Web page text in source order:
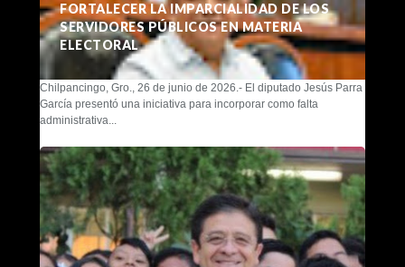
FORTALECER LA IMPARCIALIDAD DE LOS
SERVIDORES PÚBLICOS EN MATERIA
ELECTORAL
Chilpancingo, Gro., 26 de junio de 2026.- El diputado Jesús Parra
García presentó una iniciativa para incorporar como falta
administrativa...